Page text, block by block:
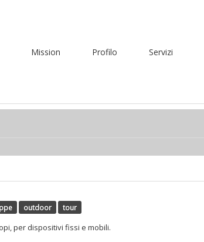
Mission Profilo Servizi
outdoor tour
per dispositivi fissi e mobili.